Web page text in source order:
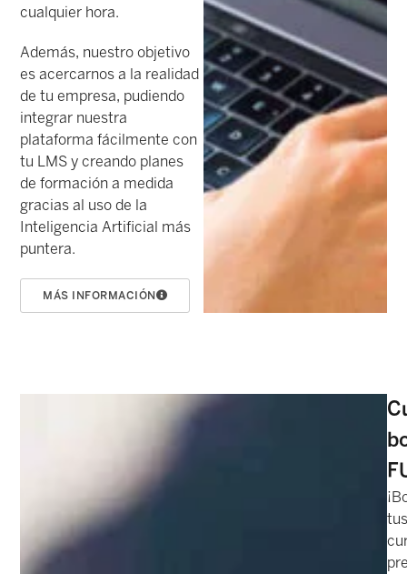
cualquier hora.
Además, nuestro objetivo
es acercarnos a la realidad
de tu empresa, pudiendo
integrar nuestra
plataforma fácilmente con
tu LMS y creando planes
de formación a medida
gracias al uso de la
Inteligencia Artificial más
puntera.
MÁS INFORMACIÓN
tus